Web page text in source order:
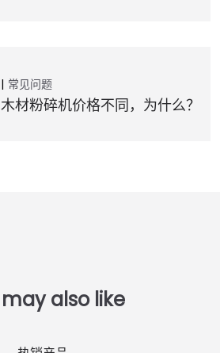
常见问题
木材粉碎机价格不同，为什么？